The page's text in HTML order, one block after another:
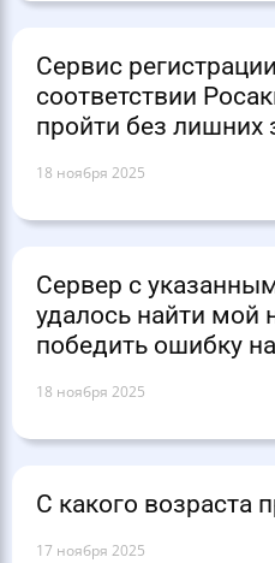
Сервис
соответствии
пройти без лишних
18 ноября 2025
Сервер с
удалось найти мой
победить ошибку
18 ноября 2025
С какого возраста
17 ноября 2025